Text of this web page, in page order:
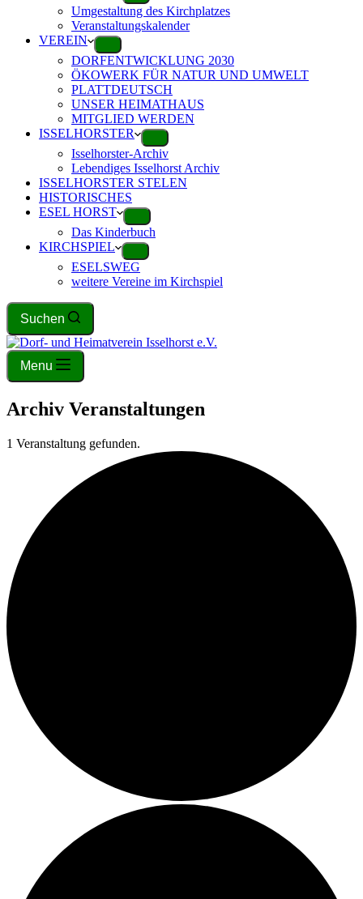
Umgestaltung des Kirchplatzes
Veranstaltungskalender
VEREIN
DORFENTWICKLUNG 2030
ÖKOWERK FÜR NATUR UND UMWELT
PLATTDEUTSCH
UNSER HEIMATHAUS
MITGLIED WERDEN
ISSELHORSTER
Isselhorster-Archiv
Lebendiges Isselhorst Archiv
ISSELHORSTER STELEN
HISTORISCHES
ESEL HORST
Das Kinderbuch
KIRCHSPIEL
ESELSWEG
weitere Vereine im Kirchspiel
Suchen
Menu
Archiv Veranstaltungen
1 Veranstaltung gefunden.